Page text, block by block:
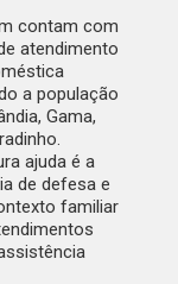
contam com
atendimento
a população
Gama,
ajuda é a
de defesa e
familiar